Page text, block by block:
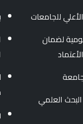
للجامعات
لضمان
العلمي